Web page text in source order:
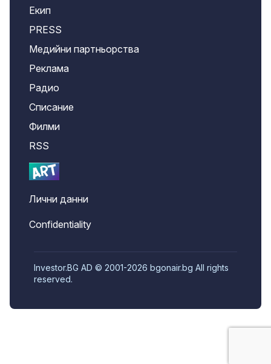
Екип
PRESS
Медийни партньорства
Реклама
Радио
Списание
Филми
RSS
Лични данни
Confidentiality
Investor.BG AD © 2001-2026 bgonair.bg All rights
reserved.